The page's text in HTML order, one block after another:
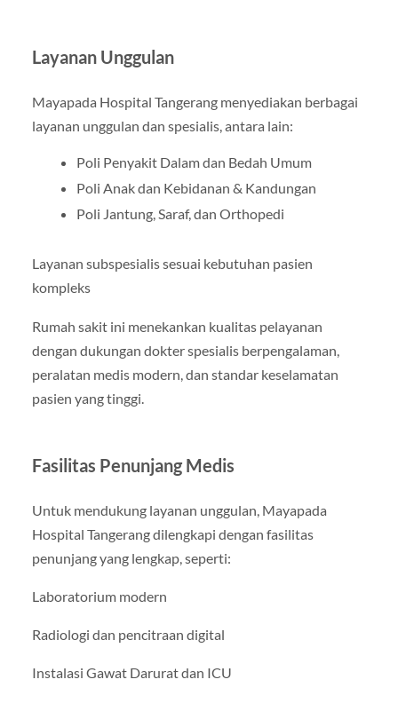
Layanan Unggulan
Mayapada Hospital Tangerang menyediakan berbagai
layanan unggulan dan spesialis, antara lain:
Poli Penyakit Dalam dan Bedah Umum
Poli Anak dan Kebidanan & Kandungan
Poli Jantung, Saraf, dan Orthopedi
Layanan subspesialis sesuai kebutuhan pasien
kompleks
Rumah sakit ini menekankan kualitas pelayanan
dengan dukungan dokter spesialis berpengalaman,
peralatan medis modern, dan standar keselamatan
pasien yang tinggi.
Fasilitas Penunjang Medis
Untuk mendukung layanan unggulan, Mayapada
Hospital Tangerang dilengkapi dengan fasilitas
penunjang yang lengkap, seperti:
Laboratorium modern
Radiologi dan pencitraan digital
Instalasi Gawat Darurat dan ICU